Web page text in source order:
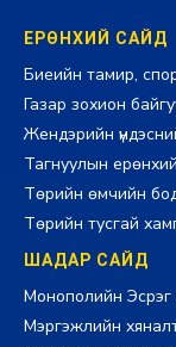
ЕРӨНХИЙ САЙД
Биеийн тамир,
Газар зохион
Жендэрийн
Тагнуулын
Төрийн өмчийн
Төрийн тусгай
ШАДАР САЙД
Монополийн Эсрэг
Мэргэжлийн